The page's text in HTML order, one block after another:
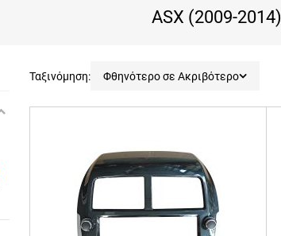
ASX (2009-2014)
Ταξινόμηση: Φθηνότερο σε Ακριβότερο